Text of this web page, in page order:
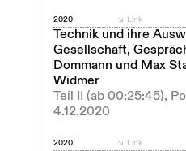
2020
Technik und ihre
Gesellschaft,
Dommann und Max
Widmer
Teil II (ab 00:25:45),
4.12.2020
Link
2020 Link